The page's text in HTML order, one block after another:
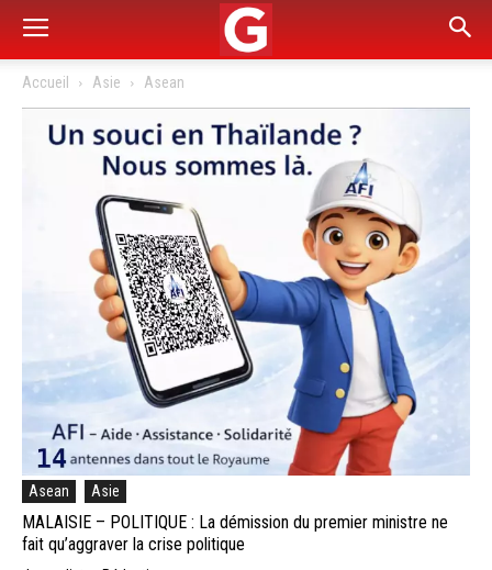
Accueil Asie Asean
Asean Asie
MALAISIE – POLITIQUE : La démission du premier ministre ne
fait qu’aggraver la crise politique